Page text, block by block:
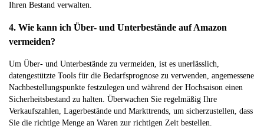
Ihren Bestand verwalten.
4. Wie kann ich Über- und Unterbestände auf Amazon
vermeiden?
Um Über- und Unterbestände zu vermeiden, ist es unerlässlich,
datengestützte Tools für die Bedarfsprognose zu verwenden, angemessene
Nachbestellungspunkte festzulegen und während der Hochsaison einen
Sicherheitsbestand zu halten. Überwachen Sie regelmäßig Ihre
Verkaufszahlen, Lagerbestände und Markttrends, um sicherzustellen, dass
Sie die richtige Menge an Waren zur richtigen Zeit bestellen.